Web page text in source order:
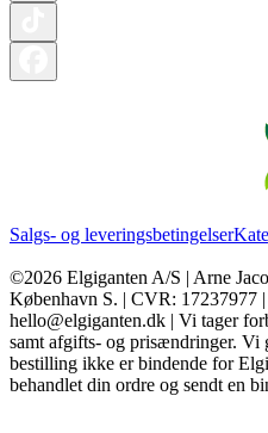
Salgs- og leveringsbetingelser
©2026 Elgiganten A/S | Arne
København S. | CVR: 17237977
hello@elgiganten.dk | Vi tager
samt afgifts- og prisændringer.
bestilling ikke er bindende for
behandlet din ordre og sendt en